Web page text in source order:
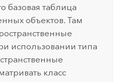
базовая таблица
объектов. Там
использовании типа
класс